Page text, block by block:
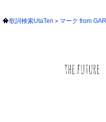
歌詞検索UtaTen マーク from